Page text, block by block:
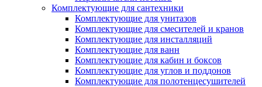
Комплектующие для сантехники
Комплектующие для унитазов
Комплектующие для смесителей и кранов
Комплектующие для инсталляций
Комплектующие для ванн
Комплектующие для кабин и боксов
Комплектующие для углов и поддонов
Комплектующие для полотенцесушителей